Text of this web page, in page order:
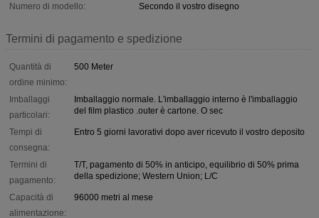
Numero di modello:
Secondo il vostro disegno
Termini di pagamento e spedizione
Quantità di
ordine minimo:
500 Meter
Imballaggi
particolari:
Imballaggio normale. L'imballaggio interno è l'imballaggio
del film plastico .outer è cartone. O sec
Tempi di
consegna:
Entro 5 giorni lavorativi dopo aver ricevuto il vostro deposito
Termini di
pagamento:
T/T, pagamento di 50% in anticipo, equilibrio di 50% prima
della spedizione; Western Union; L/C
Capacità di
alimentazione:
96000 metri al mese